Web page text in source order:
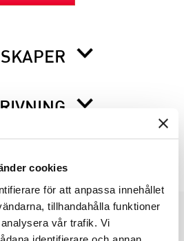
cookies
för att anpassa innehållet
tillhandahålla funktioner
vår trafik. Vi